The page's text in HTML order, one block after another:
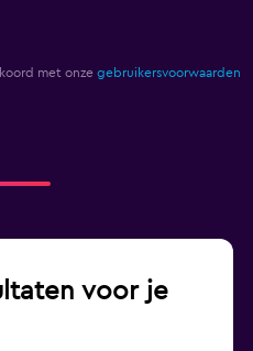
met onze gebruikersvoorwaarden
voor je